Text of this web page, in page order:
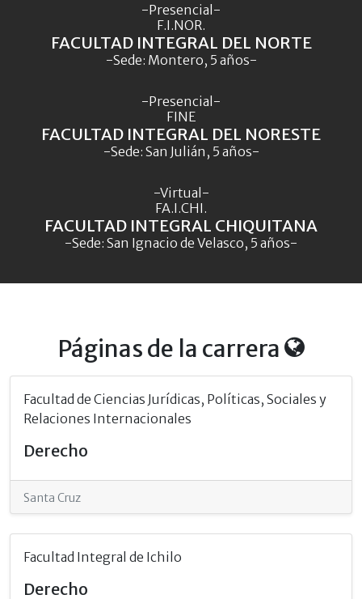
-Presencial-
F.I.NOR.
FACULTAD INTEGRAL DEL NORTE
-Sede: Montero, 5 años-
-Presencial-
FINE
FACULTAD INTEGRAL DEL NORESTE
-Sede: San Julián, 5 años-
-Virtual-
FA.I.CHI.
FACULTAD INTEGRAL CHIQUITANA
-Sede: San Ignacio de Velasco, 5 años-
Páginas de la carrera
Facultad de Ciencias Jurídicas, Políticas, Sociales y
Relaciones Internacionales
Derecho
Santa Cruz
Facultad Integral de Ichilo
Derecho